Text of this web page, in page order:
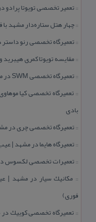
:: تعمیر تخصصی تویوتا
::چهار هتل‌ ستاره‌دار مشهد با فاصله زیر
::تعمیرگاه تخصصی رنو داستر در مشهد | ۱۰ سال
:: مقایسه تویوتا كمری
:: تعمیرگاه تخصصی SWM در مشهد | تعمیر موتور، گیربكس و عیب‌یابی برق
:: تعمیرگاه تخصصی كیا
بادی
:: تعمیرگاه تخصصی چری در مشهد | ۱۰ سال تجربه و
::تعمیرگاه هایما در مشهد |
:: تعمیرات تخصصی لكسوس
:: مكانیك سیار در مشهد |
فوری)
::